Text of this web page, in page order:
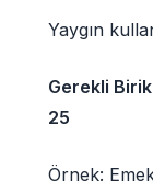
Yaygın
Gerekli
25
Örnek: